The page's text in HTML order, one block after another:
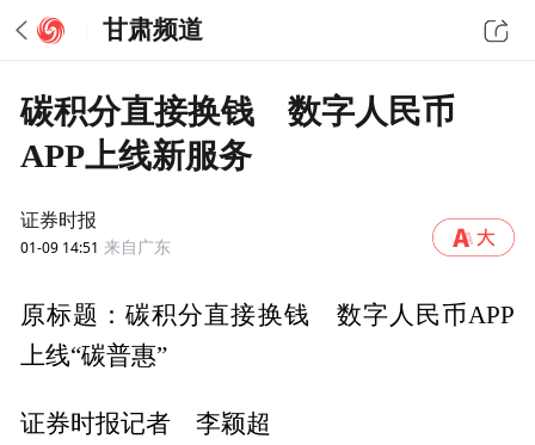
甘肃频道
碳积分直接换钱 数字人民币
APP上线新服务
证券时报
01-09 14:51 来自广东
原标题：碳积分直接换钱 数字人民币APP
上线“碳普惠”
证券时报记者 李颖超